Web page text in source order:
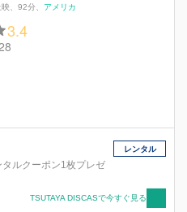
92分
アメリカ
3.4
タルクーポン1枚プレゼ
レンタル
TSUTAYA DISCASで今すぐ見る